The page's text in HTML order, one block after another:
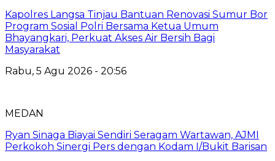
Kapolres Langsa Tinjau Bantuan Renovasi Sumur Bor
Program Sosial Polri Bersama Ketua Umum
Bhayangkari, Perkuat Akses Air Bersih Bagi
Masyarakat
Rabu, 5 Agu 2026 - 20:56
MEDAN
Ryan Sinaga Biayai Sendiri Seragam Wartawan, AJMI
Perkokoh Sinergi Pers dengan Kodam I/Bukit Barisan